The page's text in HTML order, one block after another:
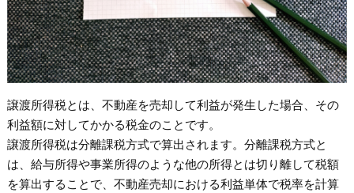
譲渡所得税とは、不動産を売却して利益が発生した場合、その
利益額に対してかかる税金のことです。
譲渡所得税は分離課税方式で算出されます。分離課税方式と
は、給与所得や事業所得のような他の所得とは切り離して税額
を算出することで、不動産売却における利益単体で税率を計算